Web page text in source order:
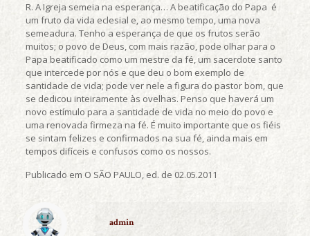
R. A Igreja semeia na esperança… A beatificação do Papa é
um fruto da vida eclesial e, ao mesmo tempo, uma nova
semeadura. Tenho a esperança de que os frutos serão
muitos; o povo de Deus, com mais razão, pode olhar para o
Papa beatificado como um mestre da fé, um sacerdote santo
que intercede por nós e que deu o bom exemplo de
santidade de vida; pode ver nele a figura do pastor bom, que
se dedicou inteiramente às ovelhas. Penso que haverá um
novo estímulo para a santidade de vida no meio do povo e
uma renovada firmeza na fé. É muito importante que os fiéis
se sintam felizes e confirmados na sua fé, ainda mais em
tempos difíceis e confusos como os nossos.
Publicado em O SÃO PAULO, ed. de 02.05.2011
admin